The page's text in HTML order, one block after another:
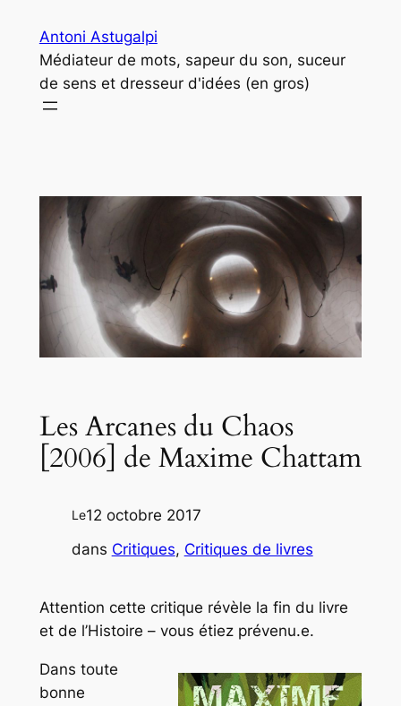
contenu
Antoni Astugalpi
Médiateur de mots, sapeur du son, suceur
de sens et dresseur d'idées (en gros)
Les Arcanes du Chaos
[2006] de Maxime Chattam
Le12 octobre 2017
dans Critiques, Critiques de livres
Attention cette critique révèle la fin du livre
et de l’Histoire – vous étiez prévenu.e.
Dans toute
bonne